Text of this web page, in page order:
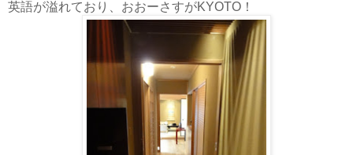
英語が溢れており、おおーさすがKYOTO！